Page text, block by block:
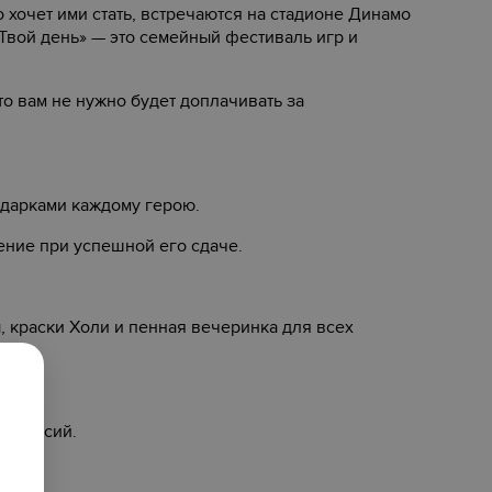
ими стать, встречаются на стадионе Динамо
день»‎ — это семейный фестиваль игр и
вам не нужно будет доплачивать за
каждому герою.
при успешной его сдаче.
Холи и пенная вечеринка для всех
миссий.